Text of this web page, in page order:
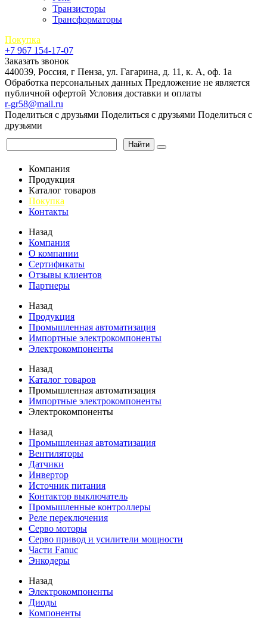
Транзисторы
Трансформаторы
Покупка
+7 967 154-17-07
Заказать звонок
440039, Россия, г Пенза, ул. Гагарина, д. 11, к. А, оф. 1а
Обработка персональных данных Предложение не является
публичной офертой Условия доставки и оплаты
r-gr58@mail.ru
Поделиться с друзьями Поделиться с друзьями Поделиться с
друзьями
Найти
Компания
Продукция
Каталог товаров
Покупка
Контакты
Назад
Компания
О компании
Сертификаты
Отзывы клиентов
Партнеры
Назад
Продукция
Промышленная автоматизация
Импортные электрокомпоненты
Электрокомпоненты
Назад
Каталог товаров
Промышленная автоматизация
Импортные электрокомпоненты
Электрокомпоненты
Назад
Промышленная автоматизация
Вентиляторы
Датчики
Инвертор
Источник питания
Контактор выключатель
Промышленные контроллеры
Реле переключения
Серво моторы
Серво привод и усилители мощности
Части Fanuc
Энкодеры
Назад
Электрокомпоненты
Диоды
Компоненты